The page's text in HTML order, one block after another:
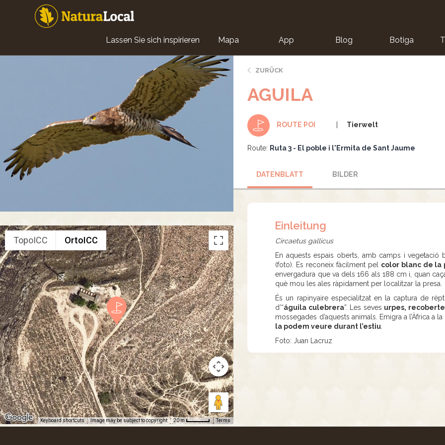
Main
navigation
Lassen Sie sich inspirieren Mapa App Blog Botiga
TopoICC OrtoICC
Keyboard shortcuts Image may be subject to copyright 20 m Terms
ZURÜCK
AGUILA
ROUTE POI Tierwelt
Route: Ruta 3 - El poble i l'Ermita de Sant Jaume
DATENBLATT BILDER
Einleitung
Circaetus gallicus
En aquests espais oberts, amb camps i vegetació
(foto). Es reconeix fàcilment pel color blanc de
envergadura que va dels 166 als 188 cm i, quan
què mou les ales ràpidament per localitzar la presa.
És un rapinyaire especialitzat en la captura de
d’“águila culebrera”. Les seves urpes,
mossegades d’aquests animals. Emigra a l’Àfrica a
la podem veure durant l’estiu
Foto: Juan Lacruz